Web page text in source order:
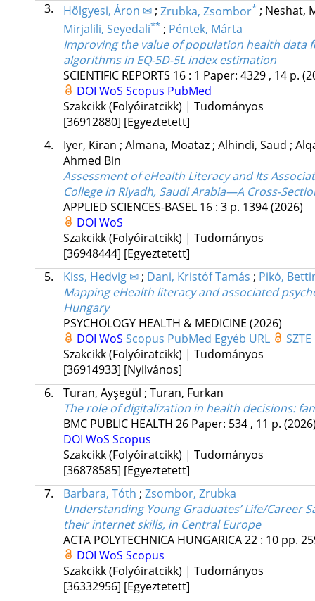
3.
Hölgyesi, Áron ✉; Zrubka, Zsombor* ; Neshat,
Mirjalili, Seyedali** ; Péntek, Márta
Improving the value of population health data
algorithms in EQ-5D-5L index estimation
SCIENTIFIC REPORTS 16: 1 Paper: 4329 , 14 p.
DOI WoS Scopus PubMed
Szakcikk (Folyóiratcikk) | Tudományos
[36912880] [Egyeztetett]
4.
Iyer, Kiran ; Almana, Moataz ; Alhindi, Saud ;
Ahmed Bin
Assessment of eHealth Literacy and Its
College in Riyadh, Saudi Arabia—A Cross-
APPLIED SCIENCES-BASEL 16: 3 p. 1394(2026)
DOI WoS
Szakcikk (Folyóiratcikk) | Tudományos
[36948444] [Egyeztetett]
5.
Kiss, Hedvig ✉ ; Dani, Kristóf Tamás ; Pikó,
Mapping eHealth literacy and associated
Hungary
PSYCHOLOGY HEALTH & MEDICINE (2026)
DOI WoS Scopus PubMed Egyéb URL
Szakcikk (Folyóiratcikk) | Tudományos
[36914933] [Nyilvános]
6.
Turan, Ayşegül ; Turan, Furkan
The role of digitalization in health decisions:
BMC PUBLIC HEALTH 26 Paper: 534 , 11 p.
DOI WoS Scopus
Szakcikk (Folyóiratcikk) | Tudományos
[36878585] [Egyeztetett]
7.
Barbara, Tóth ; Zsombor, Zrubka
Understanding Young Graduates’ Life/Career
their internet skills, in Central Europe
ACTA POLYTECHNICA HUNGARICA22: 10 pp.
DOI WoS Scopus
Szakcikk (Folyóiratcikk) | Tudományos
[36332956] [Egyeztetett]